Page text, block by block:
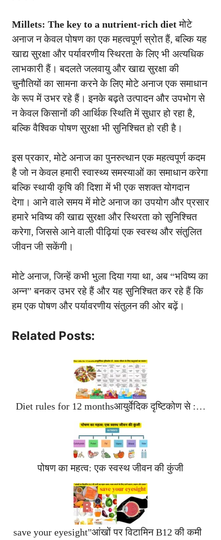
Millets: The key to a nutrient-rich dietमोटे
अनाज न केवल पोषण का एक महत्वपूर्ण स्रोत हैं, बल्कि यह
खाद्य सुरक्षा और पर्यावरणीय स्थिरता के लिए भी अत्यधिक
लाभकारी हैं। बदलते जलवायु और खाद्य सुरक्षा की
चुनौतियों का सामना करने के लिए मोटे अनाज एक समाधान
के रूप में उभर रहे हैं। इनके बढ़ते उत्पादन और उपभोग से
न केवल किसानों की आर्थिक स्थिति में सुधार हो रहा है,
बल्कि वैश्विक पोषण सुरक्षा भी सुनिश्चित हो रही है।
इस प्रकार, मोटे अनाज का पुनरुत्थान एक महत्वपूर्ण कदम
है जो न केवल हमारी स्वास्थ्य समस्याओं का समाधान करेगा
बल्कि स्थायी कृषि की दिशा में भी एक सशक्त योगदान
देगा। आने वाले समय में मोटे अनाज का उपयोग और प्रसार
हमारे भविष्य की खाद्य सुरक्षा और स्थिरता को सुनिश्चित
करेगा, जिससे आने वाली पीढ़ियां एक स्वस्थ और संतुलित
जीवन जी सकेंगी।
मोटे अनाज, जिन्हें कभी भुला दिया गया था, अब “भविष्य का
अन्न” बनकर उभर रहे हैं और यह सुनिश्चित कर रहे हैं कि
हम एक पोषण और पर्यावरणीय संतुलन की ओर बढ़ें।
Related Posts:
Diet rules for 12 monthsआयुर्वेदिक दृष्टिकोण से :…
पोषण का महत्व: एक स्वस्थ जीवन की कुंजी
save your eyesight"आंखों पर विटामिन B12 की कमी